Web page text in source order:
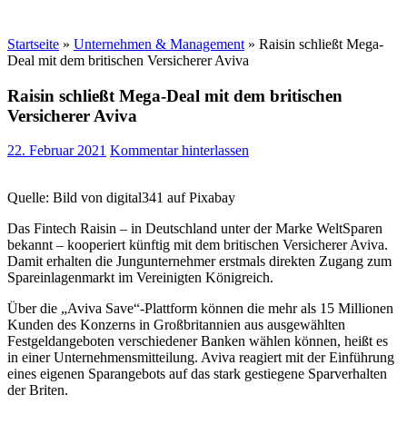
Startseite » Unternehmen & Management » Raisin schließt Mega-
Deal mit dem britischen Versicherer Aviva
Raisin schließt Mega-Deal mit dem britischen
Versicherer Aviva
22. Februar 2021 Kommentar hinterlassen
Quelle: Bild von digital341 auf Pixabay
Das Fintech Raisin – in Deutschland unter der Marke WeltSparen
bekannt – kooperiert künftig mit dem britischen Versicherer Aviva.
Damit erhalten die Jungunternehmer erstmals direkten Zugang zum
Spareinlagenmarkt im Vereinigten Königreich.
Über die „Aviva Save“-Plattform können die mehr als 15 Millionen
Kunden des Konzerns in Großbritannien aus ausgewählten
Festgeldangeboten verschiedener Banken wählen können, heißt es
in einer Unternehmensmitteilung. Aviva reagiert mit der Einführung
eines eigenen Sparangebots auf das stark gestiegene Sparverhalten
der Briten.